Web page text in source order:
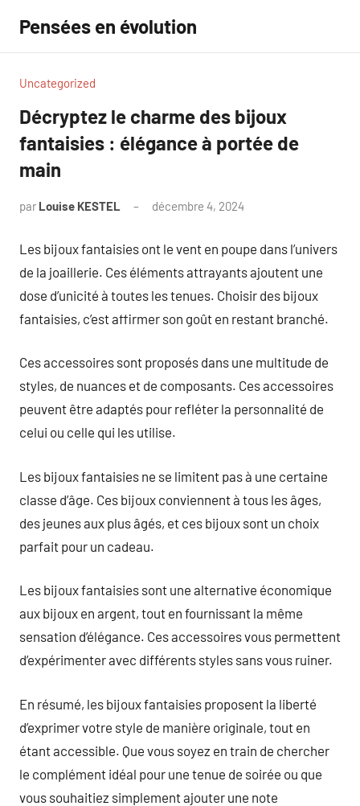
contenu
Pensées en évolution
Uncategorized
Décryptez le charme des bijoux
fantaisies : élégance à portée de
main
par Louise KESTEL décembre 4, 2024
Les bijoux fantaisies ont le vent en poupe dans l’univers
de la joaillerie. Ces éléments attrayants ajoutent une
dose d’unicité à toutes les tenues. Choisir des bijoux
fantaisies, c’est affirmer son goût en restant branché.
Ces accessoires sont proposés dans une multitude de
styles, de nuances et de composants. Ces accessoires
peuvent être adaptés pour refléter la personnalité de
celui ou celle qui les utilise.
Les bijoux fantaisies ne se limitent pas à une certaine
classe d’âge. Ces bijoux conviennent à tous les âges,
des jeunes aux plus âgés, et ces bijoux sont un choix
parfait pour un cadeau.
Les bijoux fantaisies sont une alternative économique
aux bijoux en argent, tout en fournissant la même
sensation d’élégance. Ces accessoires vous permettent
d’expérimenter avec différents styles sans vous ruiner.
En résumé, les bijoux fantaisies proposent la liberté
d’exprimer votre style de manière originale, tout en
étant accessible. Que vous soyez en train de chercher
le complément idéal pour une tenue de soirée ou que
vous souhaitiez simplement ajouter une note